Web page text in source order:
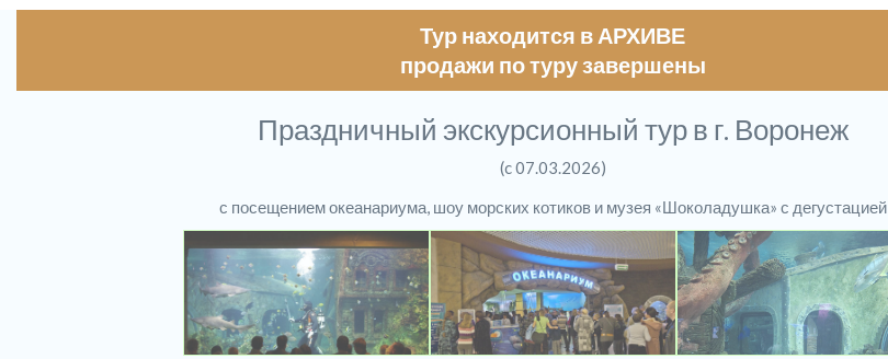
Тур находится в АРХИВЕ
продажи по туру завершены
Праздничный экскурсионный тур в г. Воронеж
(c 07.03.2026)
с посещением океанариума, шоу морских котиков и музея «Шоколадушка» с дегустацией